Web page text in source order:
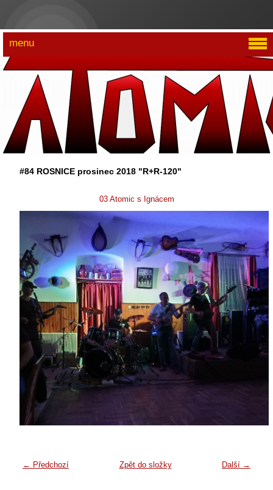
#84 ROSNICE prosinec 2018 "R+R-120"
03 Atomic s Ignácem
← Předchozí Další →
Zpět do složky
menu